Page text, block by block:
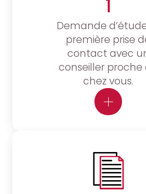
1
Demande
première prise
contact avec
conseiller proche
chez vous.